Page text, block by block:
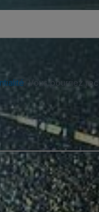
. Vous pourriez